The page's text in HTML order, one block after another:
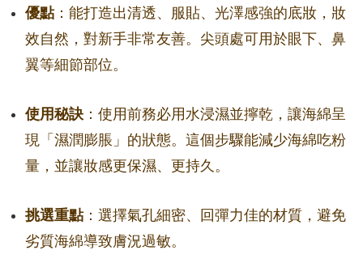
優點：能打造出清透、服貼、光澤感強的底妝，妝
效自然，對新手非常友善。尖頭處可用於眼下、鼻
翼等細節部位。
使用秘訣 ：使用前務必用水浸濕並擰乾，讓海綿呈
現「濕潤膨脹」的狀態。這個步驟能減少海綿吃粉
量，並讓妝感更保濕、更持久。
挑選重點：選擇氣孔細密、回彈力佳的材質，避免
劣質海綿導致膚況過敏。